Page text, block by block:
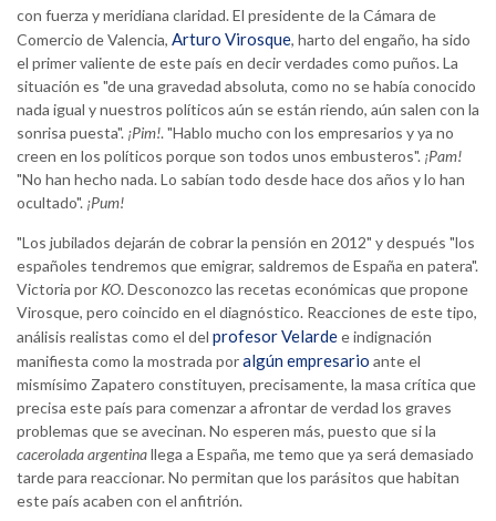
con fuerza y meridiana claridad. El presidente de la Cámara de
Comercio de Valencia, Arturo Virosque, harto del engaño, ha sido
el primer valiente de este país en decir verdades como puños. La
situación es "de una gravedad absoluta, como no se había conocido
nada igual y nuestros políticos aún se están riendo, aún salen con la
sonrisa puesta". ¡Pim!. "Hablo mucho con los empresarios y ya no
creen en los políticos porque son todos unos embusteros". ¡Pam!
"No han hecho nada. Lo sabían todo desde hace dos años y lo han
ocultado". ¡Pum!
"Los jubilados dejarán de cobrar la pensión en 2012" y después "los
españoles tendremos que emigrar, saldremos de España en patera".
Victoria por KO. Desconozco las recetas económicas que propone
Virosque, pero coincido en el diagnóstico. Reacciones de este tipo,
análisis realistas como el del profesor Velardee indignación
manifiesta como la mostrada poralgún empresario ante el
mismísimo Zapatero constituyen, precisamente, la masa crítica que
precisa este país para comenzar a afrontar de verdad los graves
problemas que se avecinan. No esperen más, puesto que si la
cacerolada argentinallega a España, me temo que ya será demasiado
tarde para reaccionar. No permitan que los parásitos que habitan
este país acaben con el anfitrión.